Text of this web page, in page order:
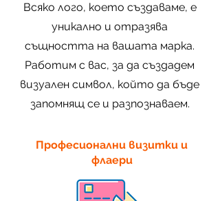
Всяко лого, което създаваме, е
уникално и отразява
същността на вашата марка.
Работим с вас, за да създадем
визуален символ, който да бъде
запомнящ се и разпознаваем.
Професионални визитки и
флаери